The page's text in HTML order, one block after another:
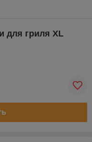
для гриля XL